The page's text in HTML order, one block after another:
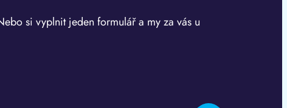
si vyplnit jeden formulář a my za vás u